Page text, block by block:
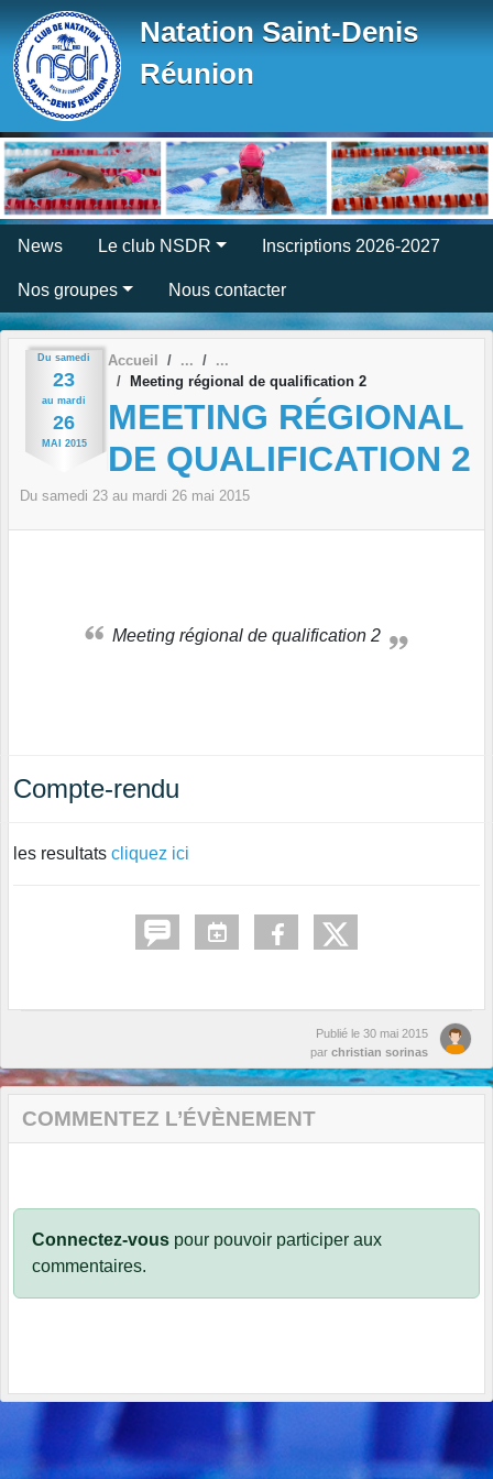
Natation Saint-Denis
Réunion
News Le club NSDR Inscriptions 2026-2027
Nos groupes Nous contacter
Du samedi
23
au mardi
26
MAI 2015
Accueil
Meeting régional de qualification 2
MEETING RÉGIONAL
DE QUALIFICATION 2
Du samedi 23 au mardi 26 mai 2015
Meeting régional de qualification 2
Compte-rendu
les resultats cliquez ici
Publié le 30 mai 2015
par christian sorinas
COMMENTEZ L’ÉVÈNEMENT
Connectez-vous pour pouvoir participer aux
commentaires.
Panneau de gestion des cookies